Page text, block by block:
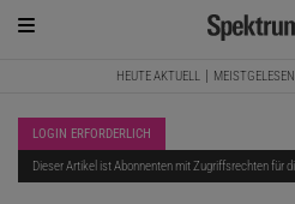
HEUTE AKTUELL MEISTGELESEN
LOGIN ERFORDERLICH
Dieser Artikel ist Abonnenten mit Zugriffsrechten für